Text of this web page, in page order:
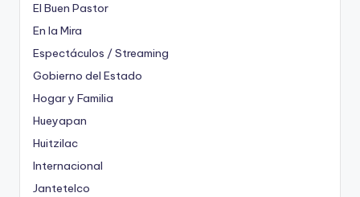
El Buen Pastor
En la Mira
Espectáculos / Streaming
Gobierno del Estado
Hogar y Familia
Hueyapan
Huitzilac
Internacional
Jantetelco